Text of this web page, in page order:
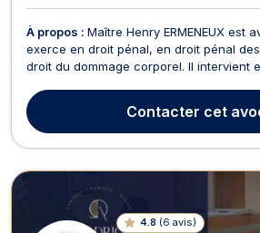
À propos : Maître Henry ERMENEUX est
exerce en droit pénal, en droit pénal
droit du dommage corporel. Il intervient
ERMENEUX vous conseille et vous
juridictions répressives (cour d'assises,
Contacter cet
4.8 (6 avis)